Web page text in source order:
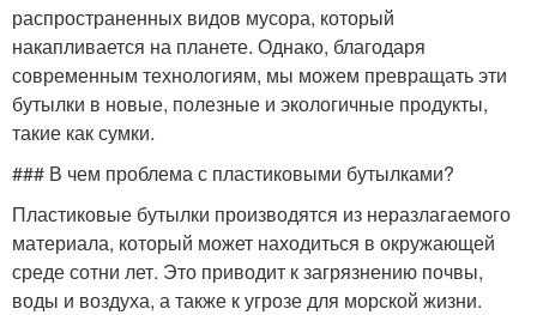
распространенных видов мусора, который
накапливается на планете. Однако, благодаря
современным технологиям, мы можем превращать эти
бутылки в новые, полезные и экологичные продукты,
такие как сумки.
### В чем проблема с пластиковыми бутылками?
Пластиковые бутылки производятся из неразлагаемого
материала, который может находиться в окружающей
среде сотни лет. Это приводит к загрязнению почвы,
воды и воздуха, а также к угрозе для морской жизни.